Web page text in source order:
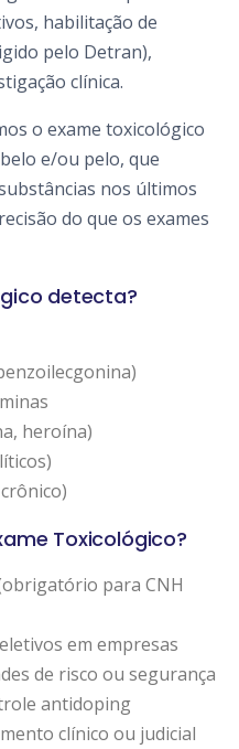
habilitação de
pelo Detran),
clínica.
o exame toxicológico
e/ou pelo, que
nos últimos
do que os exames
detecta?
heroína)
Toxicológico?
para CNH
em empresas
de risco ou segurança
antidoping
clínico ou judicial